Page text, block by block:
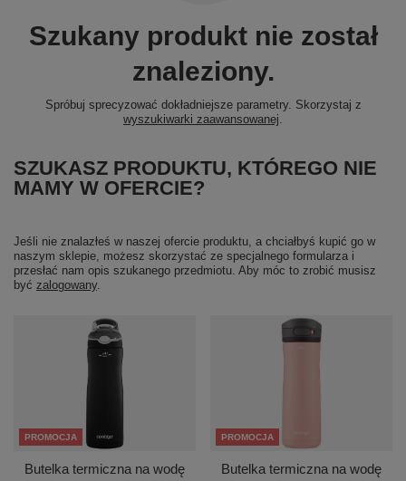
Szukany produkt nie został
znaleziony.
Spróbuj sprecyzować dokładniejsze parametry. Skorzystaj z
wyszukiwarki zaawansowanej.
SZUKASZ PRODUKTU, KTÓREGO NIE
MAMY W OFERCIE?
Jeśli nie znalazłeś w naszej ofercie produktu, a chciałbyś kupić go w
naszym sklepie, możesz skorzystać ze specjalnego formularza i
przesłać nam opis szukanego przedmiotu. Aby móc to zrobić musisz
być zalogowany.
PROMOCJA
Butelka termiczna na wodę
PROMOCJA
Butelka termiczna na wodę